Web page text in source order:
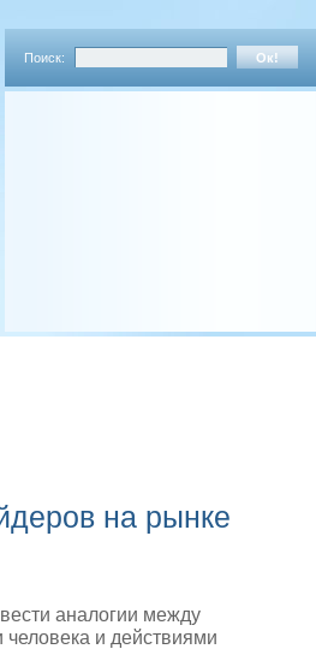
Поиск:
на рынке
аналогии между
и действиями